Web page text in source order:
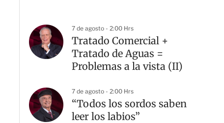
7 de agosto - 2:00 Hrs
Tratado Comercial +
Tratado de Aguas =
Problemas a la vista (II)
7 de agosto - 2:00 Hrs
“Todos los sordos saben
leer los labios”